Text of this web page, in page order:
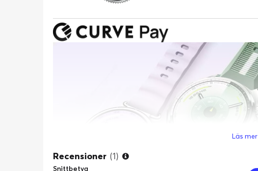
Läs mer
Recensioner (1)
Snittbetyg